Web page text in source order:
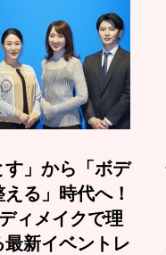
す」から「ボデ
る」時代へ！
ィメイクで理
新イベントレ